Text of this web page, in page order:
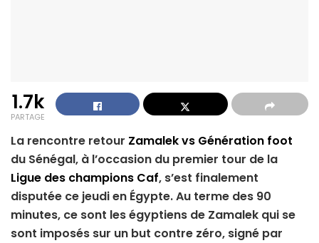
1.7k
PARTAGE
La rencontre retour Zamalek vs Génération foot
du Sénégal, à l’occasion du premier tour de la
Ligue des champions Caf, s’est finalement
disputée ce jeudi en Égypte. Au terme des 90
minutes, ce sont les égyptiens de Zamalek qui se
sont imposés sur un but contre zéro, signé par